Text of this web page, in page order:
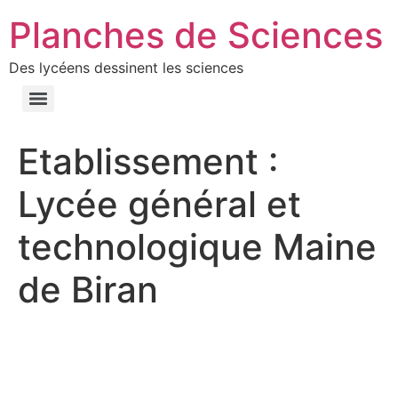
Planches de Sciences
Des lycéens dessinent les sciences
Etablissement :
Lycée général et
technologique Maine
de Biran